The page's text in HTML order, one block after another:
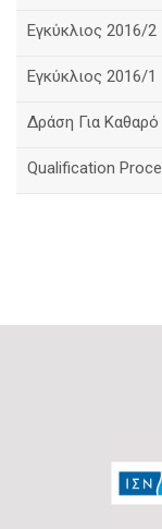
Εγκύκλιος 2016/2
Εγκύκλιος 2016/1
Δράση Για
Qualification